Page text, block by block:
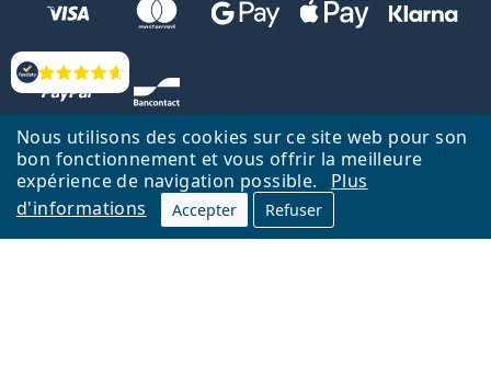
Nous utilisons des cookies sur ce site web pour son
bon fonctionnement et vous offrir la meilleure
expérience de navigation possible.
Plus
d'informations
Accepter Refuser
Évaluation
Retour à la page d'accueil Haut
Nederlands